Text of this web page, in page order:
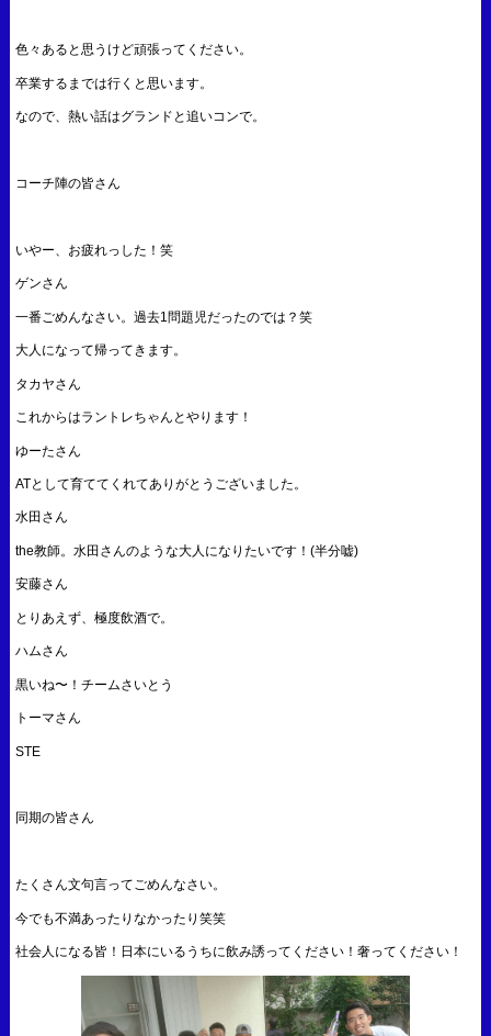
色々あると思うけど頑張ってください。
卒業するまでは行くと思います。
なので、熱い話はグランドと追いコンで。
コーチ陣の皆さん
いやー、お疲れっした！笑
ゲンさん
一番ごめんなさい。過去1問題児だったのでは？笑
大人になって帰ってきます。
タカヤさん
これからはラントレちゃんとやります！
ゆーたさん
ATとして育ててくれてありがとうございました。
水田さん
the教師。水田さんのような大人になりたいです！(半分嘘)
安藤さん
とりあえず、極度飲酒で。
ハムさん
黒いね〜！チームさいとう
トーマさん
STE
同期の皆さん
たくさん文句言ってごめんなさい。
今でも不満あったりなかったり笑笑
社会人になる皆！日本にいるうちに飲み誘ってください！奢ってください！